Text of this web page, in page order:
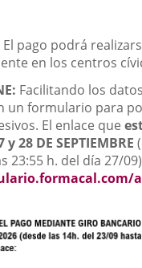
El pago podrá
en los centros
Facilitando los
un formulario para
El enlace que
28 DE SEPTIEMBRE
23:55 h. del día 27/